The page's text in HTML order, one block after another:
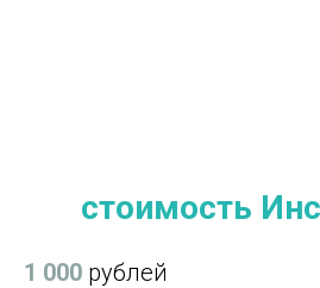
стоимость
1 000 рублей